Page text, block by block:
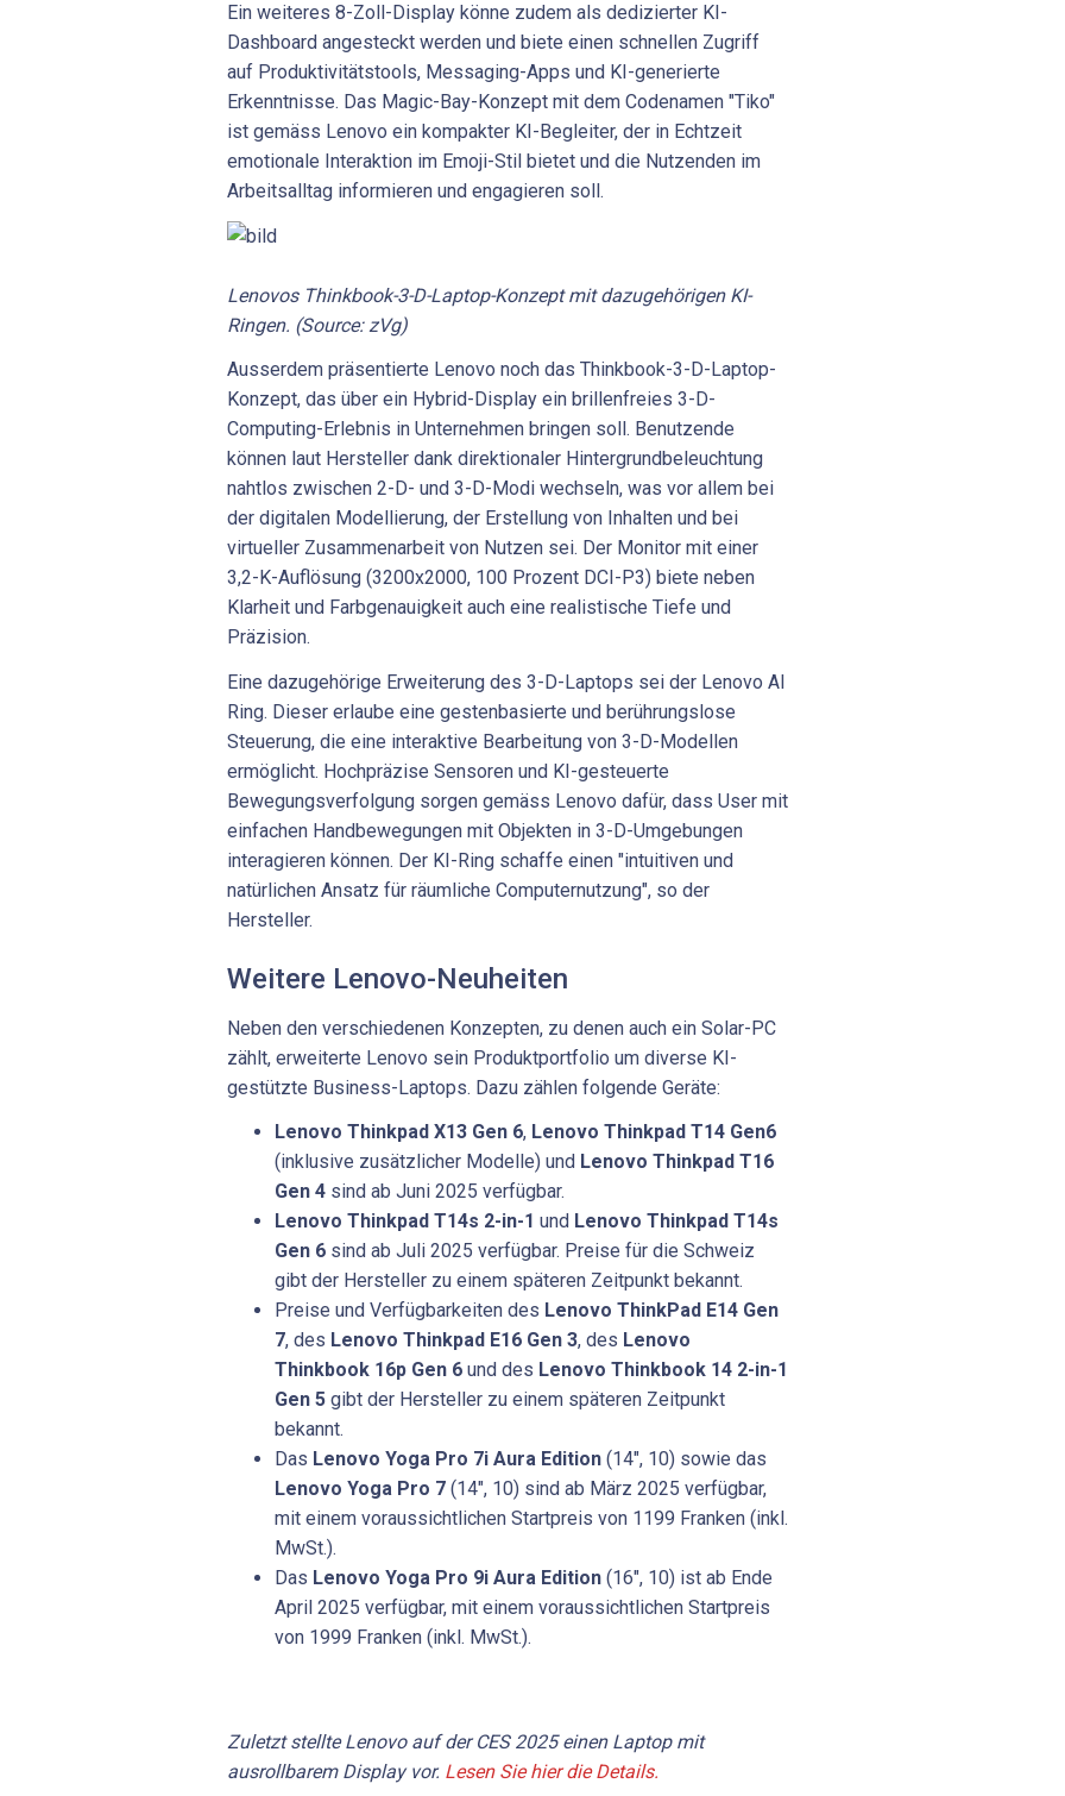
Ein weiteres 8-Zoll-Display könne zudem als dedizierter KI-
Dashboard angesteckt werden und biete einen schnellen Zugriff
auf Produktivitätstools, Messaging-Apps und KI-generierte
Erkenntnisse. Das Magic-Bay-Konzept mit dem Codenamen "Tiko"
ist gemäss Lenovo ein kompakter KI-Begleiter, der in Echtzeit
emotionale Interaktion im Emoji-Stil bietet und die Nutzenden im
Arbeitsalltag informieren und engagieren soll.
Lenovos Thinkbook-3-D-Laptop-Konzept mit dazugehörigen KI-
Ringen. (Source: zVg)
Ausserdem präsentierte Lenovo noch das Thinkbook-3-D-Laptop-
Konzept, das über ein Hybrid-Display ein brillenfreies 3-D-
Computing-Erlebnis in Unternehmen bringen soll. Benutzende
können laut Hersteller dank direktionaler Hintergrundbeleuchtung
nahtlos zwischen 2-D- und 3-D-Modi wechseln, was vor allem bei
der digitalen Modellierung, der Erstellung von Inhalten und bei
virtueller Zusammenarbeit von Nutzen sei. Der Monitor mit einer
3,2-K-Auflösung (3200x2000, 100 Prozent DCI-P3) biete neben
Klarheit und Farbgenauigkeit auch eine realistische Tiefe und
Präzision.
Eine dazugehörige Erweiterung des 3-D-Laptops sei der Lenovo AI
Ring. Dieser erlaube eine gestenbasierte und berührungslose
Steuerung, die eine interaktive Bearbeitung von 3-D-Modellen
ermöglicht. Hochpräzise Sensoren und KI-gesteuerte
Bewegungsverfolgung sorgen gemäss Lenovo dafür, dass User mit
einfachen Handbewegungen mit Objekten in 3-D-Umgebungen
interagieren können. Der KI-Ring schaffe einen "intuitiven und
natürlichen Ansatz für räumliche Computernutzung", so der
Hersteller.
Weitere Lenovo-Neuheiten
Neben den verschiedenen Konzepten, zu denen auch ein Solar-PC
zählt, erweiterte Lenovo sein Produktportfolio um diverse KI-
gestützte Business-Laptops. Dazu zählen folgende Geräte:
Lenovo Thinkpad X13 Gen 6, Lenovo Thinkpad T14 Gen6
(inklusive zusätzlicher Modelle) und Lenovo Thinkpad T16
Gen 4 sind ab Juni 2025 verfügbar.
Lenovo Thinkpad T14s 2-in-1 und Lenovo Thinkpad T14s
Gen 6 sind ab Juli 2025 verfügbar. Preise für die Schweiz
gibt der Hersteller zu einem späteren Zeitpunkt bekannt.
Preise und Verfügbarkeiten des Lenovo ThinkPad E14 Gen
7, des Lenovo Thinkpad E16 Gen 3, des Lenovo
Thinkbook 16p Gen 6 und des Lenovo Thinkbook 14 2-in-1
Gen 5 gibt der Hersteller zu einem späteren Zeitpunkt
bekannt.
Das Lenovo Yoga Pro 7i Aura Edition (14", 10) sowie das
Lenovo Yoga Pro 7 (14", 10) sind ab März 2025 verfügbar,
mit einem voraussichtlichen Startpreis von 1199 Franken (inkl.
MwSt.).
Das Lenovo Yoga Pro 9i Aura Edition (16", 10) ist ab Ende
April 2025 verfügbar, mit einem voraussichtlichen Startpreis
von 1999 Franken (inkl. MwSt.).
Zuletzt stellte Lenovo auf der CES 2025 einen Laptop mit
ausrollbarem Display vor. Lesen Sie hier die Details.